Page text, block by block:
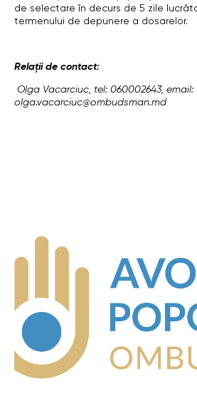
de selectare în decurs de 5 zile
termenului de depunere a dosarelor.
Relații de contact:
Olga Vacarciuc, tel: 060002643, email:
olga.vacarciuc@ombudsman.md